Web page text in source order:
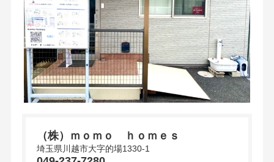
（株）ｍｏｍｏ ｈｏｍｅｓ
埼玉県川越市大字的場1330-1